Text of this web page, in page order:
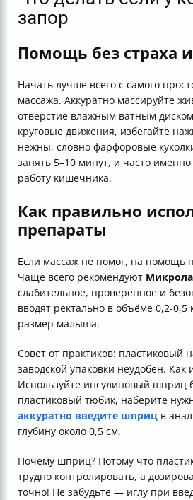
запор
Помощь без страха
Начать лучше всего с самого
массажа. Аккуратно массируйте
отверстие влажным ватным
круговые движения, избегайте
нежны, словно фарфоровые
занять 5–10 минут, и часто
работу кишечника.
Как правильно
препараты
Если массаж не помог, на помощь
Чаще всего рекомендуют
слабительное, проверенное и
вводят ректально в объёме 0,2-
размер малыша.
Совет от практиков: пластиковый
заводской упаковки неудобен. Как
Используйте инсулиновый шприц
пластиковый тюбик, наберите
аккуратно введите шприц в
глубину около 0,5 см.
Почему шприц? Потому что
трудно контролировать, а
точно! Не забудьте — иглу при